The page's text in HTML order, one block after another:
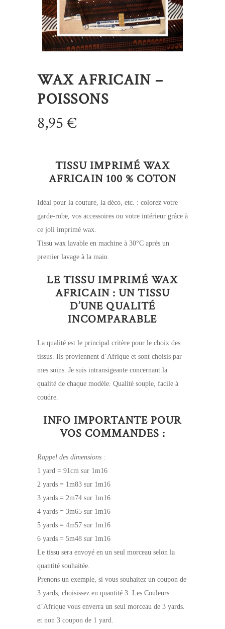
WAX AFRICAIN –
POISSONS
8,95€
TISSU IMPRIMÉ WAX
AFRICAIN 100 % COTON
Idéal pour la couture, la déco, etc. : colorez votre
garde-robe, vos accessoires ou votre intérieur grâce à
ce joli imprimé wax.
Tissu wax lavable en machine à 30°C après un
premier lavage à la main.
LE TISSU IMPRIMÉ WAX
AFRICAIN : UN TISSU
D’UNE QUALITÉ
INCOMPARABLE
La qualité est le principal critère pour le choix des
tissus. Ils proviennent d’Afrique et sont choisis par
mes soins. Je suis intransigeante concernant la
qualité de chaque modèle. Qualité souple, facile à
coudre.
INFO IMPORTANTE POUR
VOS COMMANDES :
Rappel des dimensions :
1 yard = 91cm sur 1m16
2 yards = 1m83 sur 1m16
3 yards = 2m74 sur 1m16
4 yards = 3m65 sur 1m16
5 yards = 4m57 sur 1m16
6 yards = 5m48 sur 1m16
Le tissu sera envoyé en un seul morceau selon la
quantité souhaitée.
Prenons un exemple, si vous souhaitez un coupon de
3 yards, choisissez en quantité 3. Les Couleurs
d’Afrique vous enverra un seul morceau de 3 yards.
et non 3 coupon de 1 yard.